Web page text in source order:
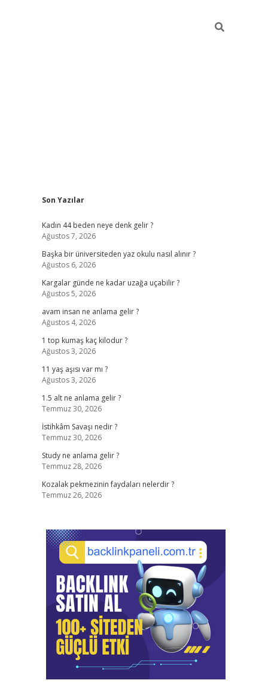
Sidebar
Son Yazılar
Kadın 44 beden neye denk gelir ?
Ağustos 7, 2026
Başka bir üniversiteden yaz okulu nasıl alınır ?
Ağustos 6, 2026
Kargalar günde ne kadar uzağa uçabilir ?
Ağustos 5, 2026
avam insan ne anlama gelir ?
Ağustos 4, 2026
1 top kumaş kaç kilodur ?
Ağustos 3, 2026
11 yaş aşısı var mı ?
Ağustos 3, 2026
1.5 alt ne anlama gelir ?
Temmuz 30, 2026
İstihkâm Savaşı nedir ?
Temmuz 30, 2026
Study ne anlama gelir ?
Temmuz 28, 2026
Kozalak pekmezinin faydaları nelerdir ?
Temmuz 26, 2026